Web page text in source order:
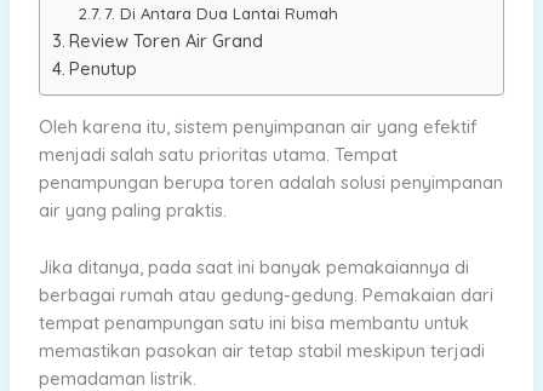
7. Di Antara Dua Lantai Rumah
Review Toren Air Grand
Penutup
Oleh karena itu, sistem penyimpanan air yang efektif
menjadi salah satu prioritas utama. Tempat
penampungan berupa toren adalah solusi penyimpanan
air yang paling praktis.
Jika ditanya, pada saat ini banyak pemakaiannya di
berbagai rumah atau gedung-gedung. Pemakaian dari
tempat penampungan satu ini bisa membantu untuk
memastikan pasokan air tetap stabil meskipun terjadi
pemadaman listrik.